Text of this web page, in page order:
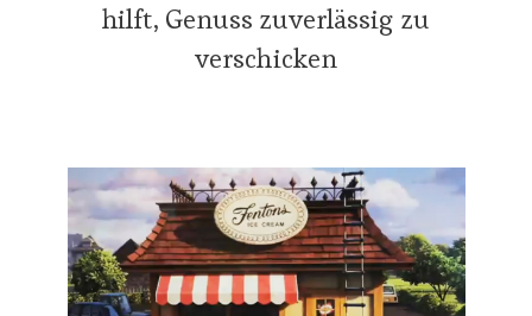
hilft, Genuss zuverlässig zu
verschicken